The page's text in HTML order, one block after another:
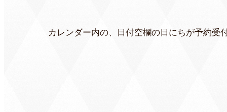
カレンダー内の、日付空欄の日にちが予約